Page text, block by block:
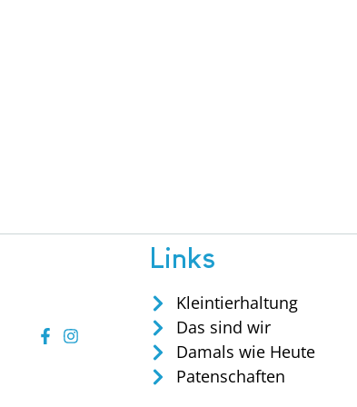
Links
Kleintierhaltung
Das sind wir
Damals wie Heute
Patenschaften